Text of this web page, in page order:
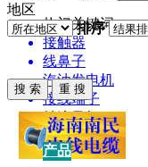
热门关键词:
接触器
线鼻子
汽油发电机
接线端子
轴流风机
产品
产品
地区
排序